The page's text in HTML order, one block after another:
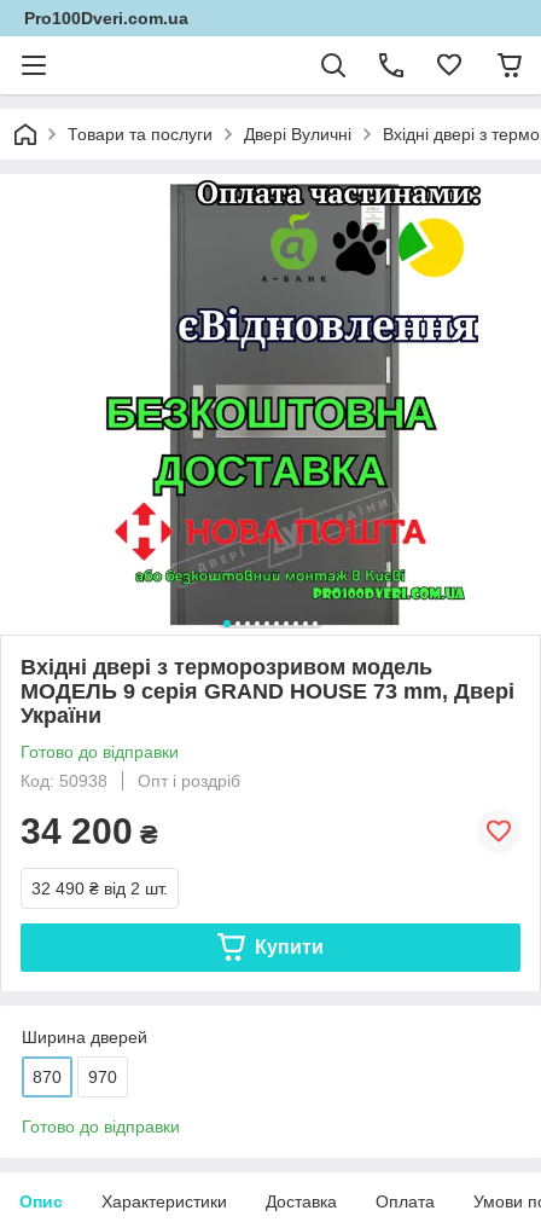
Pro100Dveri.com.ua
Товари та послуги Двері Вуличні Вхідні двері з
Вхідні двері з терморозривом модель
МОДЕЛЬ 9 серія GRAND HOUSE 73 mm, Двері
України
Готово до відправки
Код: 50938
Опт і роздріб
34 200 ₴
32 490 ₴ від 2 шт.
Купити
Ширина дверей
870 970
Готово до відправки
Опис Характеристики Доставка Оплата Умови